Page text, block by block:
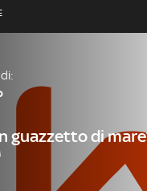
guazzetto di mare